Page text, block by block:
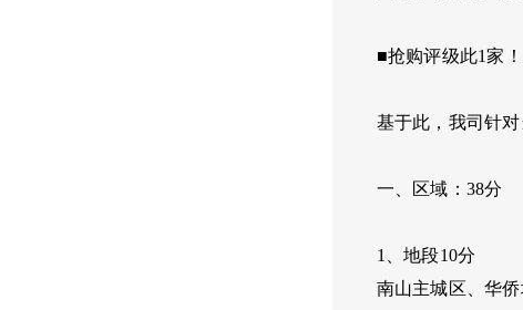
■抢购评级此1家
基于此，我司针
一、区域：38分
1、地段10分
南山主城区、华